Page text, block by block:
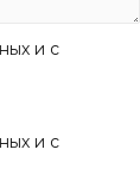
и с
и с